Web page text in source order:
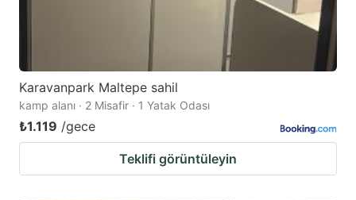
Karavanpark Maltepe sahil
kamp alanı · 2 Misafir · 1 Yatak Odası
₺1.119 /gece
Teklifi görüntüleyin